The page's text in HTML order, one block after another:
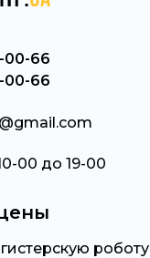
00-66
00-66
00 до 19-00
роботу